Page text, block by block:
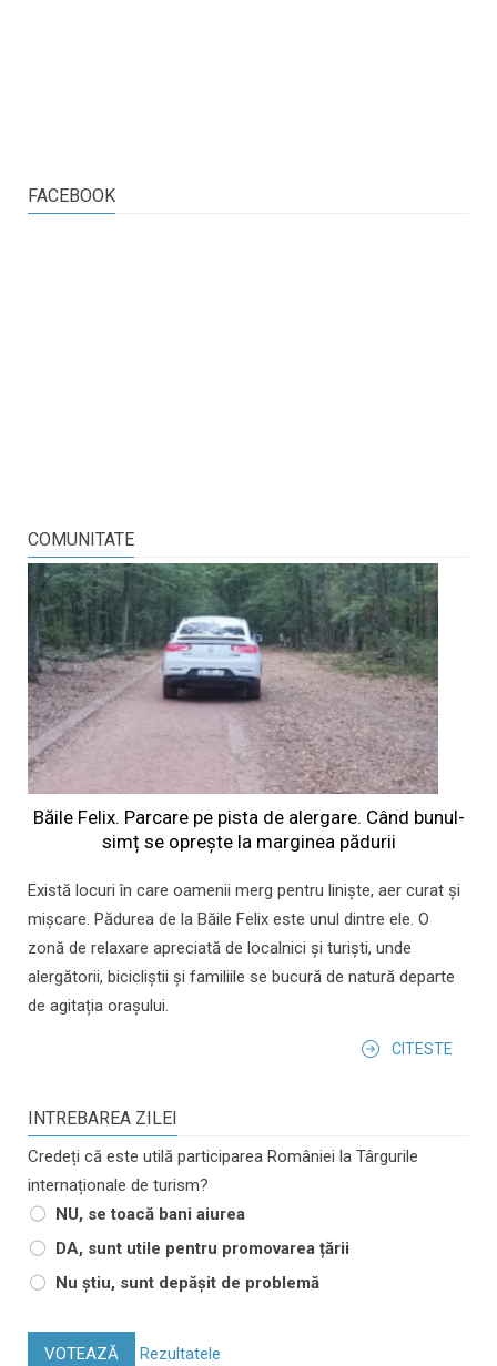
FACEBOOK
COMUNITATE
Băile Felix. Parcare pe pista de alergare. Când bunul-
simț se oprește la marginea pădurii
Există locuri în care oamenii merg pentru liniște, aer curat și
mișcare. Pădurea de la Băile Felix este unul dintre ele. O
zonă de relaxare apreciată de localnici și turiști, unde
alergătorii, bicicliștii și familiile se bucură de natură departe
de agitația orașului.
CITESTE
INTREBAREA ZILEI
Credeți că este utilă participarea României la Târgurile
internaționale de turism?
NU, se toacă bani aiurea
DA, sunt utile pentru promovarea țării
Nu știu, sunt depășit de problemă
VOTEAZĂ Rezultatele